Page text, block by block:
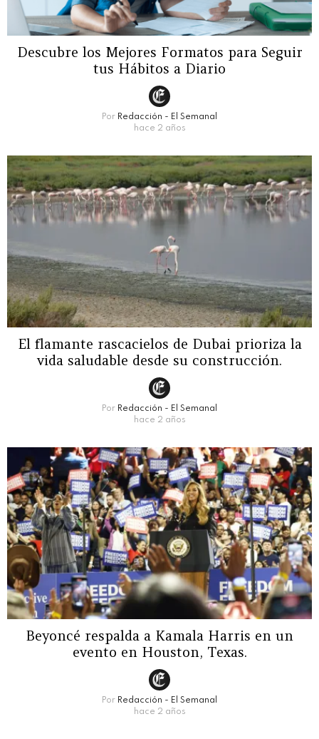
Descubre los Mejores Formatos para Seguir
tus Hábitos a Diario
Por Redacción - El Semanal
hace 2 años
El flamante rascacielos de Dubai prioriza la
vida saludable desde su construcción.
Por Redacción - El Semanal
hace 2 años
Beyoncé respalda a Kamala Harris en un
evento en Houston, Texas.
Por Redacción - El Semanal
hace 2 años